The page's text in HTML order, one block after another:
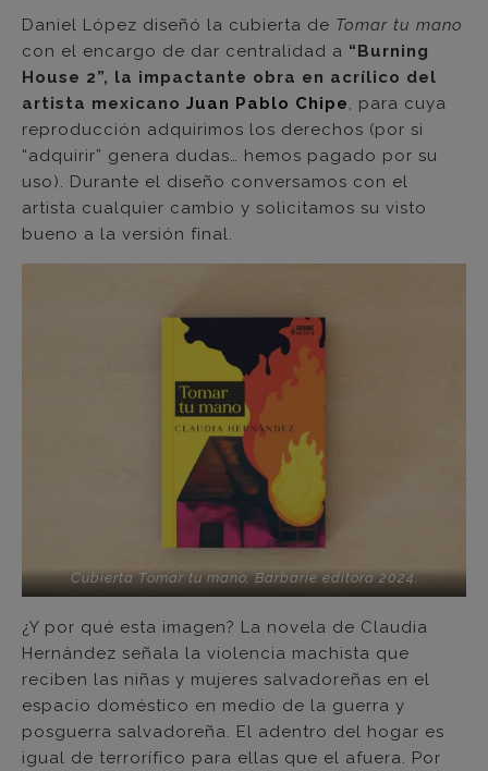
Daniel López diseñó la cubierta de Tomar tu mano
con el encargo de dar centralidad a “Burning
House 2”, la impactante obra en acrílico del
artista mexicano Juan Pablo Chipe, para cuya
reproducción adquirimos los derechos (por si
“adquirir” genera dudas… hemos pagado por su
uso). Durante el diseño conversamos con el
artista cualquier cambio y solicitamos su visto
bueno a la versión final.
CubiertaTomar tu mano, Barbarie editora 2024.
¿Y por qué esta imagen? La novela de Claudia
Hernández señala la violencia machista que
reciben las niñas y mujeres salvadoreñas en el
espacio doméstico en medio de la guerra y
posguerra salvadoreña. El adentro del hogar es
igual de terrorífico para ellas que el afuera. Por